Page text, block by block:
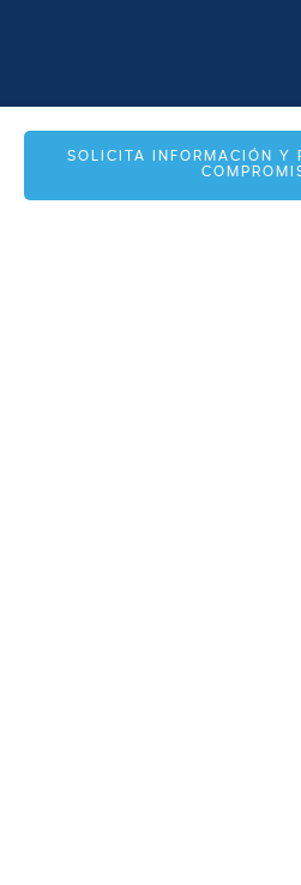
SOLICITA INFORMACIÓN Y
Alfonso I, 17 Planta 1ª